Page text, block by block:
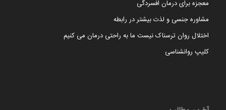
معجزه برای درمان افسردگی
مشاوره جنسی و لذت بیشتر در رابطه
اختلال روان ترسناک نیست ما به راحتی درمان می کنیم
کلیپ روانشناسی